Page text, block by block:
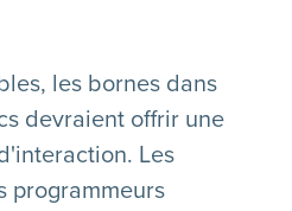
les bornes dans
devraient offrir une
Les
programmeurs